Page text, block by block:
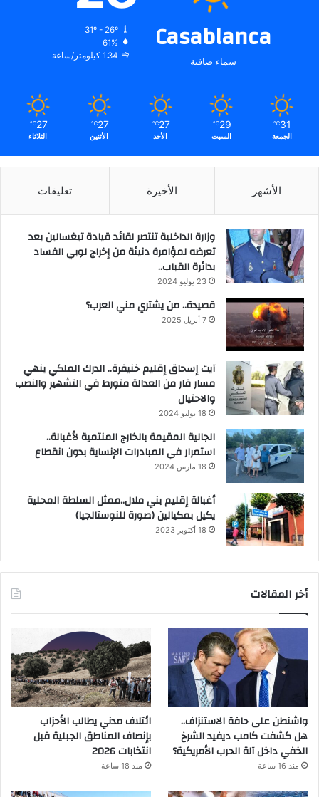
Casablanca
سماء صافية
31º - 26º
61%
1.34 كيلومتر/ساعة
31
℃
الجمعة
29
℃
السبت
27
℃
الأحد
27
℃
الأثنين
27
℃
الثلاثاء
الأشهر الأخيرة تعليقات
وزارة الداخلية تنتصر لقائد قيادة تيغسالين بعد
تعرضه لمؤامرة دنيئة من إخراج لوبي الفساد
بدائرة القباب..
23 يوليو 2024
قصيدة.. من يشتري مني العرب؟
7 أبريل 2025
آيت إسحاق إقليم خنيفرة.. الدرك الملكي ينهي
مسار فار من العدالة متورط في التشهير والنصب
والاحتيال
18 يوليو 2024
الجالية المقيمة بالخارج المنتمية لأغبالة..
استمرار في المبادرات الإنساية بدون انقطاع
18 مارس 2024
أغبالة إقليم بني ملال..ممثل السلطة المحلية
يكيل بمكيالين (صورة للنوستالجيا)
18 أكتوبر 2023
أخر المقالات
واشنطن على حافة الاستنزاف..
هل كشفت كامب ديفيد الشرخ
الخفي داخل آلة الحرب الأمريكية؟
منذ 16 ساعة
ائتلاف مدني يطالب الأحزاب
بإنصاف المناطق الجبلية قبل
انتخابات 2026
منذ 18 ساعة